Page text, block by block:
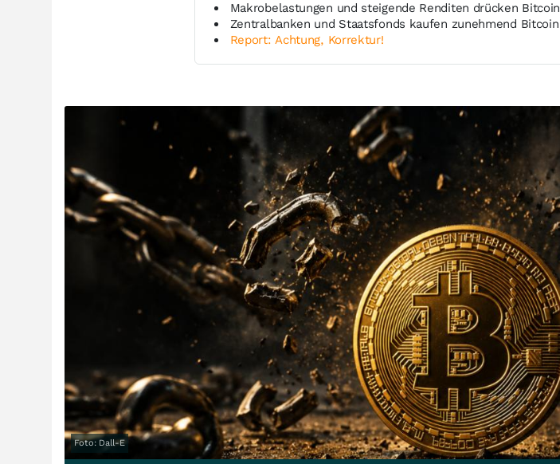
Makrobelastungen und steigende Renditen drücken Bitcoin
Zentralbanken und Staatsfonds kaufen zunehmend Bitcoin
Report: Achtung, Korrektur!
Foto: Dall-E